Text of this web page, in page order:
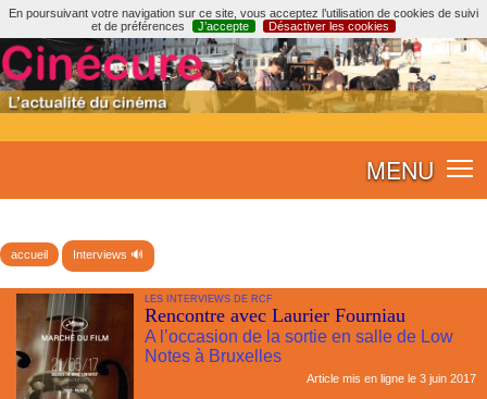
En poursuivant votre navigation sur ce site, vous acceptez l’utilisation de cookies de suivi
et de préférences
J’accepte Désactiver les cookies
MENU
accueil Interviews 🔊
LES INTERVIEWS DE RCF
Rencontre avec Laurier Fourniau
A l’occasion de la sortie en salle de Low
Notes à Bruxelles
Article mis en ligne le 3 juin 2017